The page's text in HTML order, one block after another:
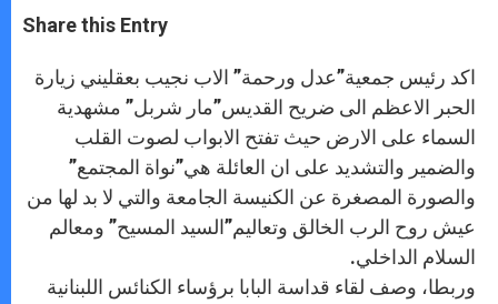
t
s
p
p
s
e
g
e
r
e
b
o
k
r
Share this Entry
اكد رئيس جمعية”عدل ورحمة” الاب نجيب بعقليني زيارة
الحبر الاعظم الى ضريح القديس”مار شربل” مشهدية
السماء على الارض حيث تفتح الابواب لصوت القلب
والضمير والتشديد على ان العائلة هي”نواة المجتمع”
والصورة المصغرة عن الكنيسة الجامعة والتي لا بد لها من
عيش روح الرب الخالق وتعاليم”السيد المسيح” ومعالم
السلام الداخلي.
وربطا، وصف لقاء قداسة البابا برؤساء الكنائس اللبنانية